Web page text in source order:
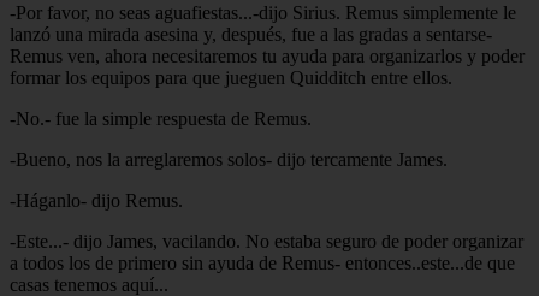
-Por favor, no seas aguafiestas...-dijo Sirius. Remus simplemente le
lanzó una mirada asesina y, después, fue a las gradas a sentarse-
Remus ven, ahora necesitaremos tu ayuda para organizarlos y poder
formar los equipos para que jueguen Quidditch entre ellos.
-No.- fue la simple respuesta de Remus.
-Bueno, nos la arreglaremos solos- dijo tercamente James.
-Háganlo- dijo Remus.
-Este...- dijo James, vacilando. No estaba seguro de poder organizar
a todos los de primero sin ayuda de Remus- entonces..este...de que
casas tenemos aquí...